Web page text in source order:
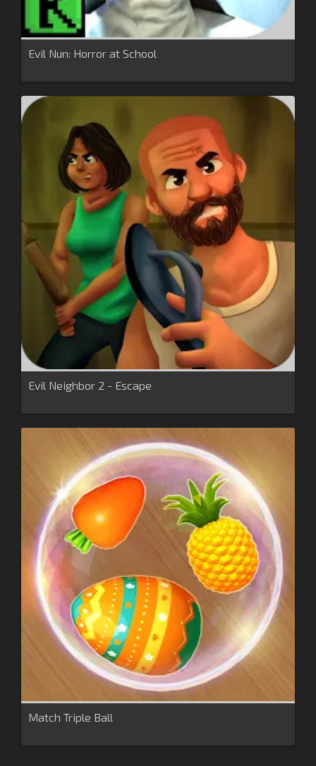
Evil Nun: Horror at School
Evil Neighbor 2 - Escape
Match Triple Ball